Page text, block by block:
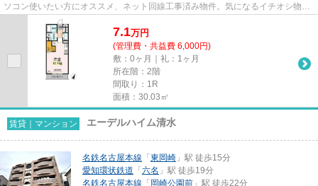
ソコン使いたい方にオススメ、ネット回線工事済み物件。気になるイチオシ物件
情報：「スカイハウス(竜美西...
7.1万円
(管理費・共益費 6,000円)
敷：0ヶ月｜礼：1ヶ月
所在階：2階
間取り：1R
面積：30.03㎡
賃貸｜マンション エーデルハイム清水
名鉄名古屋本線 「 東岡崎 」駅 徒歩15分
愛知環状鉄道 「 六名 」駅 徒歩19分
名鉄名古屋本線 「 岡崎公園前 」駅 徒歩22分